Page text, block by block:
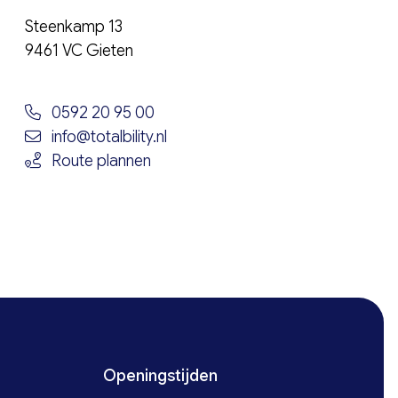
Steenkamp 13
9461 VC Gieten
0592 20 95 00
info@totalbility.nl
Route plannen
Openingstijden